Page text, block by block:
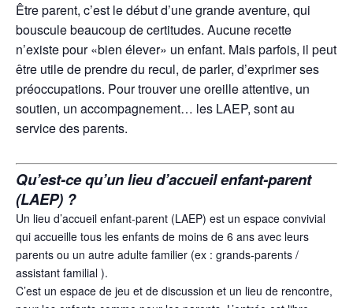
Être parent, c’est le début d’une grande aventure, qui
bouscule beaucoup de certitudes. Aucune recette
n’existe pour «bien élever» un enfant. Mais parfois, il peut
être utile de prendre du recul, de parler, d’exprimer ses
préoccupations. Pour trouver une oreille attentive, un
soutien, un accompagnement… les LAEP, sont au
service des parents.
Qu’est-ce qu’un lieu d’accueil enfant-parent
(LAEP) ?
Un lieu d’accueil enfant-parent (LAEP) est un espace convivial
qui accueille tous les enfants de moins de 6 ans avec leurs
parents ou un autre adulte familier (ex : grands-parents /
assistant familial ).
C’est un espace de jeu et de discussion et un lieu de rencontre,